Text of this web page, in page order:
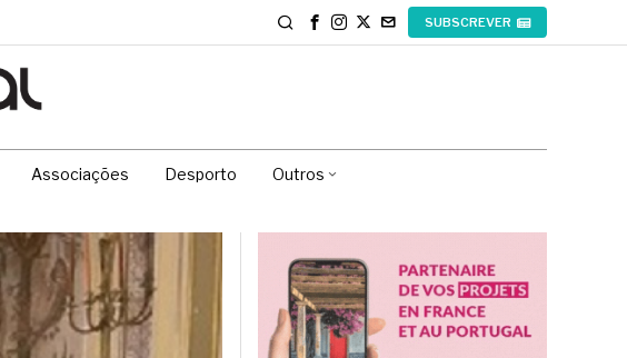
SUBSCREVER
Associações Desporto Outros